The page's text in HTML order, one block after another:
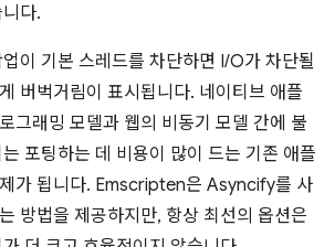
다.
이 기본 스레드를 차단하면 I/O가 차단될
버벅거림이 표시됩니다. 네이티브 애플
그래밍 모델과 웹의 비동기 모델 간에 불
포팅하는 데 비용이 많이 드는 기존 애플
가 됩니다. Emscripten은 Asyncify를 사
방법을 제공하지만, 항상 최선의 옵션은